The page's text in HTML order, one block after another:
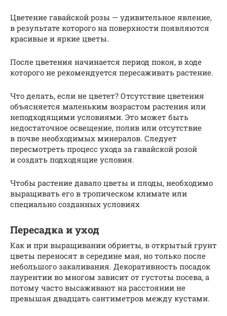
Цветение гавайской розы — удивительное явление,
в результате которого на поверхности появляются
красивые и яркие цветы.
После цветения начинается период покоя, в ходе
которого не рекомендуется пересаживать растение.
Что делать, если не цветет? Отсутствие цветения
объясняется маленьким возрастом растения или
неподходящими условиями. Это может быть
недостаточное освещение, полив или отсутствие
в почве необходимых минералов. Следует
пересмотреть процесс ухода за гавайской розой
и создать подходящие условия.
Чтобы растение давало цветы и плоды, необходимо
выращивать его в тропическом климате или
специально созданных условиях
Пересадка и уход
Как и при выращивании обриеты, в открытый грунт
цветы переносят в середине мая, но только после
небольшого закаливания. Декоративность посадок
лаурентии во многом зависит от густоты посева, а
потому часто высаживают на расстоянии не
превышая двадцать сантиметров между кустами.